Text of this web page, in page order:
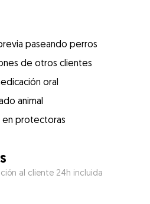
paseando perros
de otros clientes
oral
animal
en protectoras
al cliente 24h incluida